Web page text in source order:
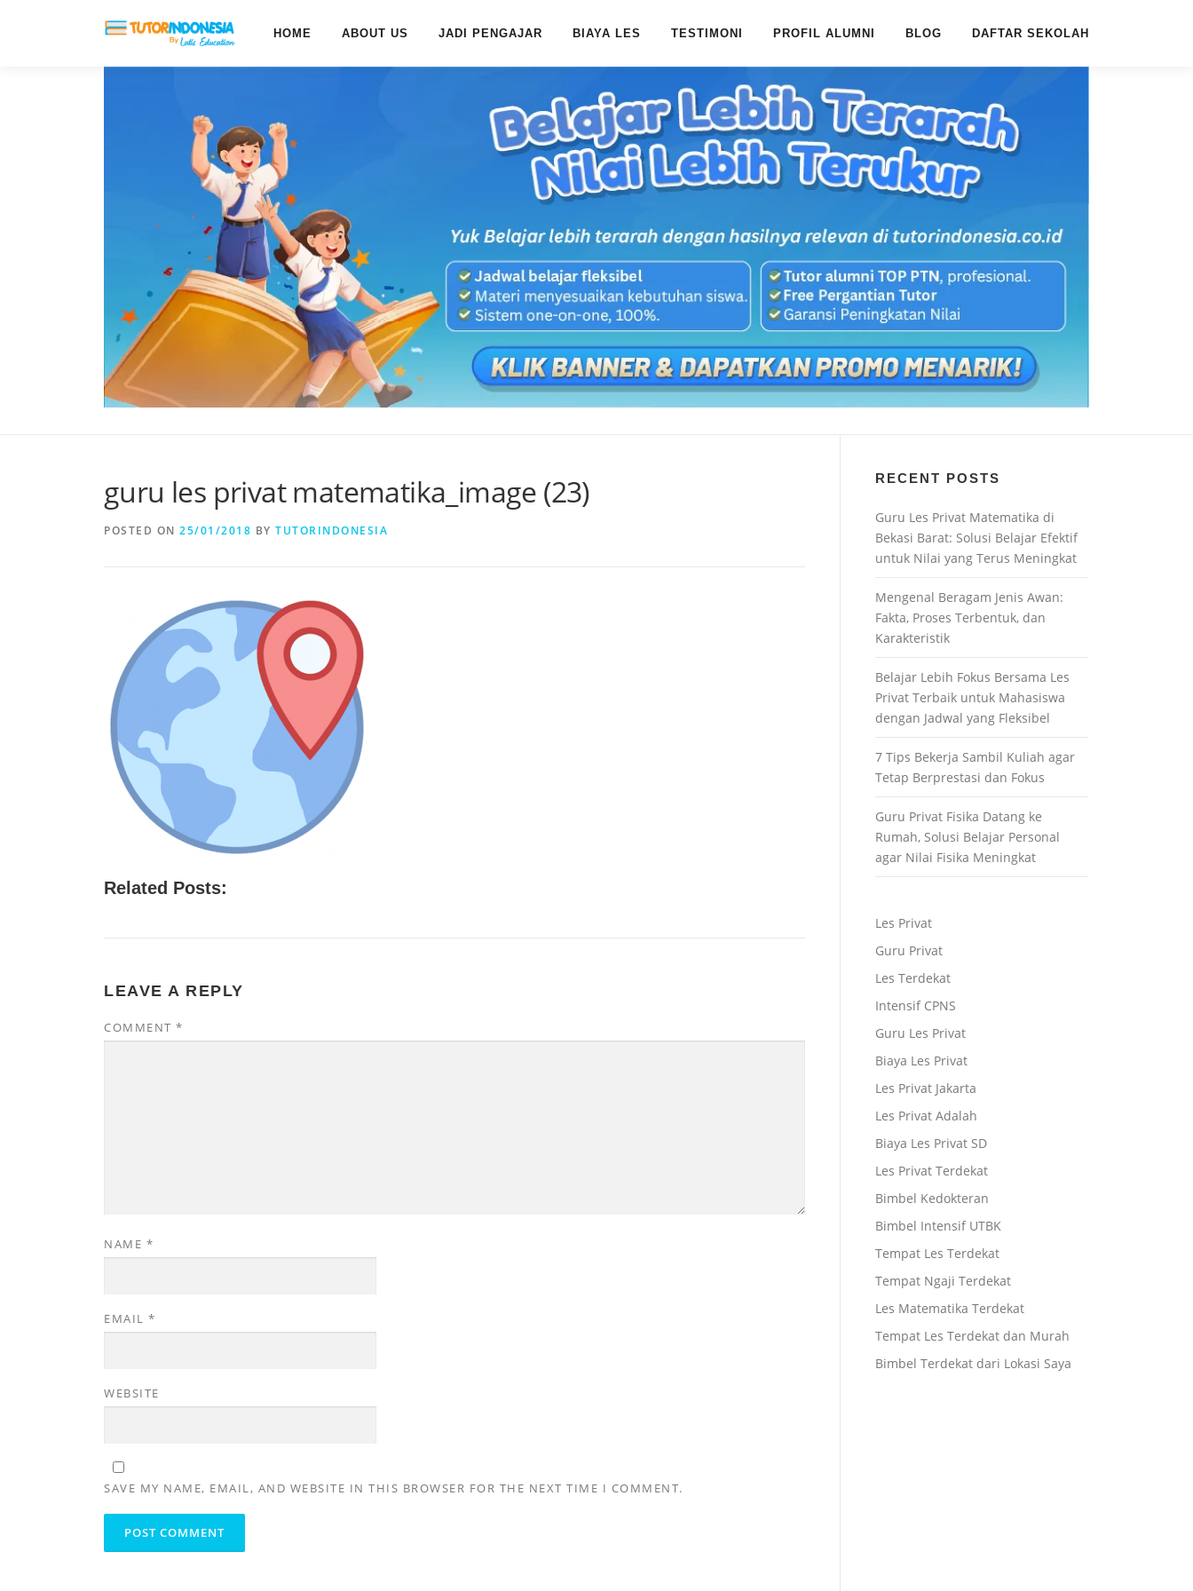
HOME ABOUT US JADI PENGAJAR BIAYA LES TESTIMONI PROFIL ALUMNI BLOG DAFTAR SEKOLAH
guru les privat matematika_image (23)
POSTED ON 25/01/2018 BY TUTORINDONESIA
Related Posts:
LEAVE A REPLY
COMMENT *
NAME *
EMAIL *
WEBSITE
SAVE MY NAME, EMAIL, AND WEBSITE IN THIS BROWSER FOR THE NEXT TIME I COMMENT.
RECENT POSTS
Guru Les Privat Matematika di
Bekasi Barat: Solusi Belajar Efektif
untuk Nilai yang Terus Meningkat
Mengenal Beragam Jenis Awan:
Fakta, Proses Terbentuk, dan
Karakteristik
Belajar Lebih Fokus Bersama Les
Privat Terbaik untuk Mahasiswa
dengan Jadwal yang Fleksibel
7 Tips Bekerja Sambil Kuliah agar
Tetap Berprestasi dan Fokus
Guru Privat Fisika Datang ke
Rumah, Solusi Belajar Personal
agar Nilai Fisika Meningkat
Les Privat
Guru Privat
Les Terdekat
Intensif CPNS
Guru Les Privat
Biaya Les Privat
Les Privat Jakarta
Les Privat Adalah
Biaya Les Privat SD
Les Privat Terdekat
Bimbel Kedokteran
Bimbel Intensif UTBK
Tempat Les Terdekat
Tempat Ngaji Terdekat
Les Matematika Terdekat
Tempat Les Terdekat dan Murah
Bimbel Terdekat dari Lokasi Saya